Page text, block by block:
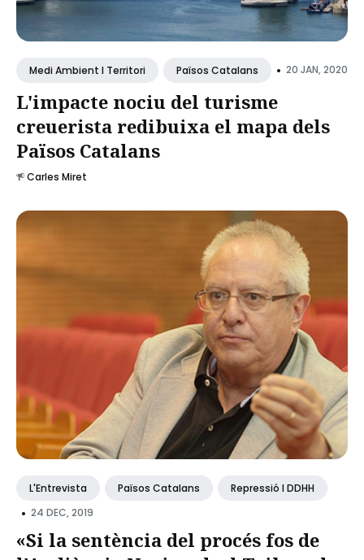
Medi Ambient I Territori Països Catalans • 20 JAN, 2020
L'impacte nociu del turisme
creuerista redibuixa el mapa dels
Països Catalans
Carles Miret
L'Entrevista Països Catalans Repressió I DDHH
• 24 DEC, 2019
«Si la sentència del procés fos de